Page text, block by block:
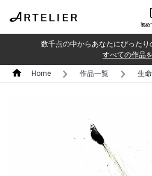
初め
数千点の中からあなたにぴった
すべての作品
Home 作品一覧 生